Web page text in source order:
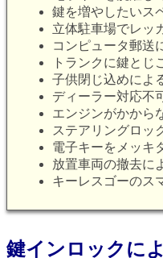
鍵を増やしたいス
立体駐車場でレッ
コンピュータ郵送
トランクに鍵とじ
子供閉じ込めによ
ディーラー対応不
エンジンがかから
ステアリングロッ
電子キーをメッキ
放置車両の撤去に
キーレスゴーのス
鍵インロックに